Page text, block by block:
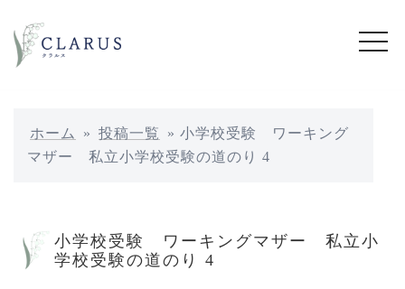
ン
ホーム » 投稿一覧 » 小学校受験 ワーキング
マザー 私立小学校受験の道のり 4
小学校受験 ワーキングマザー 私立小
学校受験の道のり 4